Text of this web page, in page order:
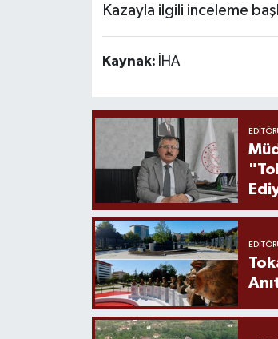
Kazayla ilgili inceleme
Kaynak: İHA